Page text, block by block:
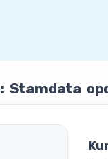
Stamdata